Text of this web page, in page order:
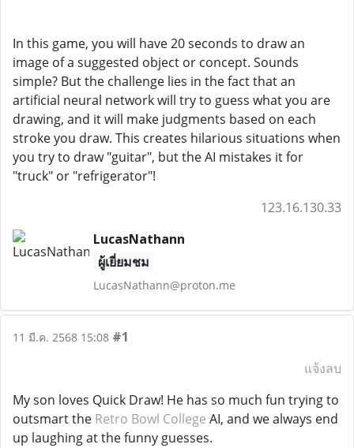
In this game, you will have 20 seconds to draw an
image of a suggested object or concept. Sounds
simple? But the challenge lies in the fact that an
artificial neural network will try to guess what you are
drawing, and it will make judgments based on each
stroke you draw. This creates hilarious situations when
you try to draw "guitar", but the AI ​​mistakes it for
"truck" or "refrigerator"!
123.16.130.33
LucasNathann
ผู้เยี่ยมชม
LucasNathann@proton.me
11 มี.ค. 2568 15:08 #1
แจ้งลบ
My son loves Quick Draw! He has so much fun trying to
outsmart the Retro Bowl College AI, and we always end
up laughing at the funny guesses.